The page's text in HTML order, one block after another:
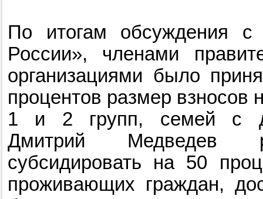
По итогам обсуждения с
России», членами
организациями было
процентов размер взносов
1 и 2 групп, семей с
Дмитрий Медведев
субсидировать на 50
проживающих граждан,